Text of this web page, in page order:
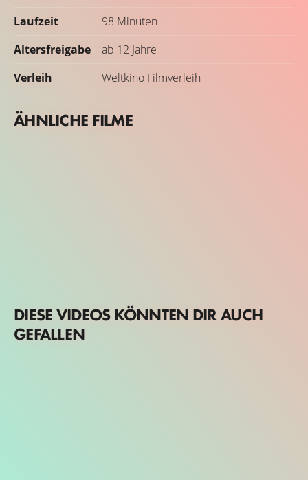
Laufzeit
98 Minuten
Altersfreigabe
ab 12 Jahre
Verleih
Weltkino Filmverleih
ÄHNLICHE FILME
DIESE VIDEOS KÖNNTEN DIR AUCH
GEFALLEN